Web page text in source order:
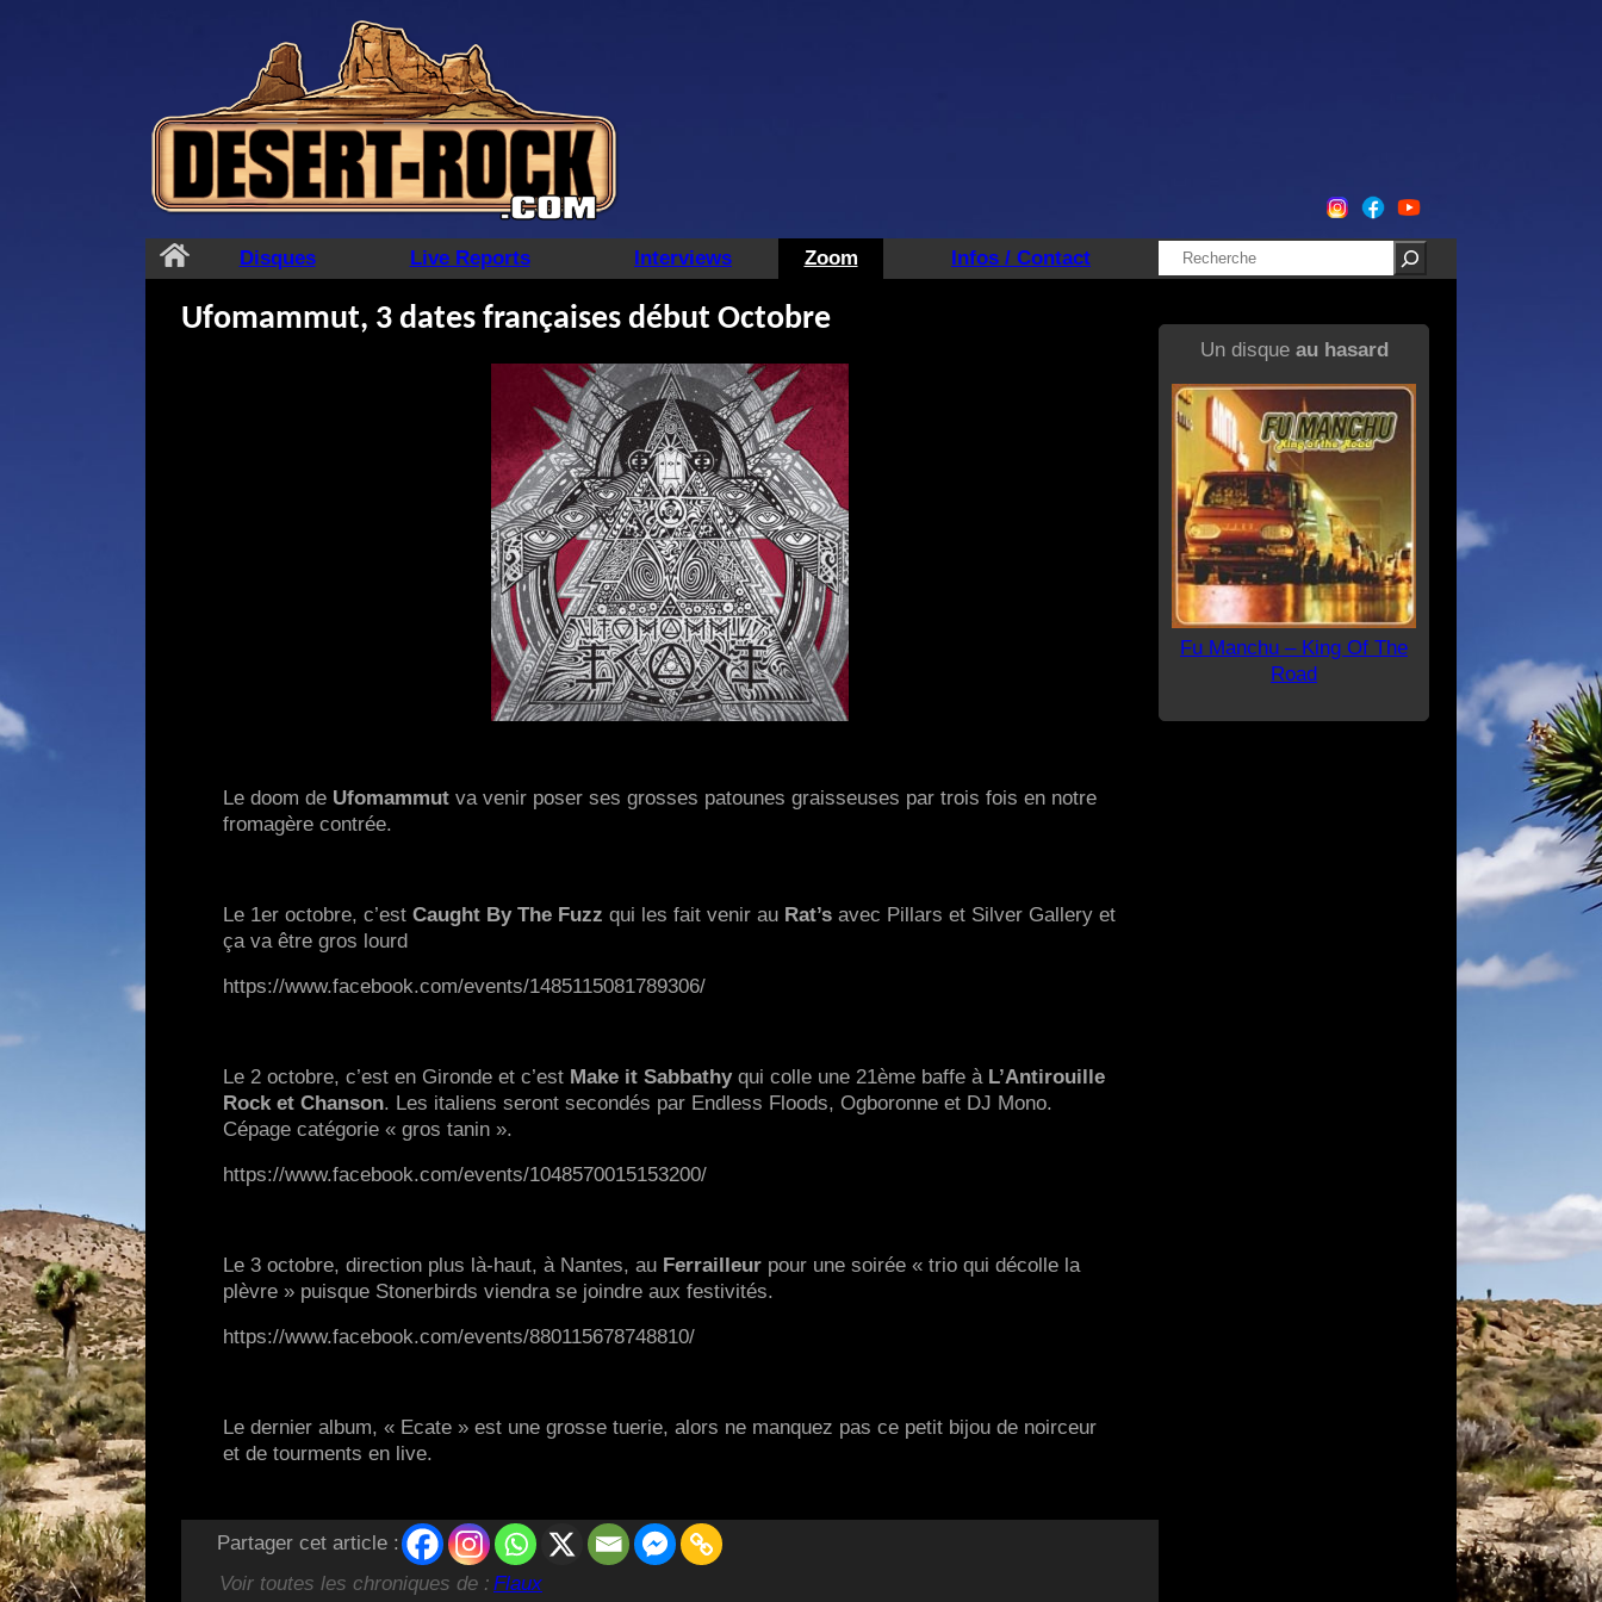
Disques Live Reports Interviews Zoom Infos / Contact Rechercher
Ufomammut, 3 dates françaises début Octobre
Le doom de Ufomammut va venir poser ses grosses patounes graisseuses par trois fois en notre
fromagère contrée.
Le 1er octobre, c’est Caught By The Fuzz qui les fait venir au Rat’s avec Pillars et Silver Gallery et
ça va être gros lourd
https://www.facebook.com/events/1485115081789306/
Le 2 octobre, c’est en Gironde et c’est Make it Sabbathyqui colle une 21ème baffe à L’Antirouille
Rock et Chanson. Les italiens seront secondés par Endless Floods, Ogboronne et DJ Mono.
Cépage catégorie « gros tanin ».
https://www.facebook.com/events/1048570015153200/
Le 3 octobre, direction plus là-haut, à Nantes, au Ferrailleur pour une soirée « trio qui décolle la
plèvre » puisque Stonerbirds viendra se joindre aux festivités.
https://www.facebook.com/events/880115678748810/
Le dernier album, « Ecate » est une grosse tuerie, alors ne manquez pas ce petit bijou de noirceur
et de tourments en live.
Partager cet article :
Voir toutes les chroniques de : Flaux
Un disque au hasard
Fu Manchu – King Of The
Road